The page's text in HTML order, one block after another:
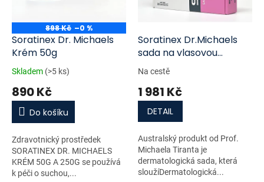
ůo
d
898 Kč –0 %
Soratinex Dr. Michaels
Krém 50g
Skladem (>5 ks)
890 Kč
Do košíku
Zdravotnický prostředek
SORATINEX DR. MICHAELS
KRÉM 50G A 250G se používá
k péči o suchou,...
Soratinex Dr.Michaels
sada na vlasovou
pokožku (kondicioner
200ml + krém 50g +
šampon 200ml)
Na cestě
1 981 Kč
DETAIL
Australský produkt od Prof.
Michaela Tiranta je
dermatologická sada, která
sloužíDermatologická...